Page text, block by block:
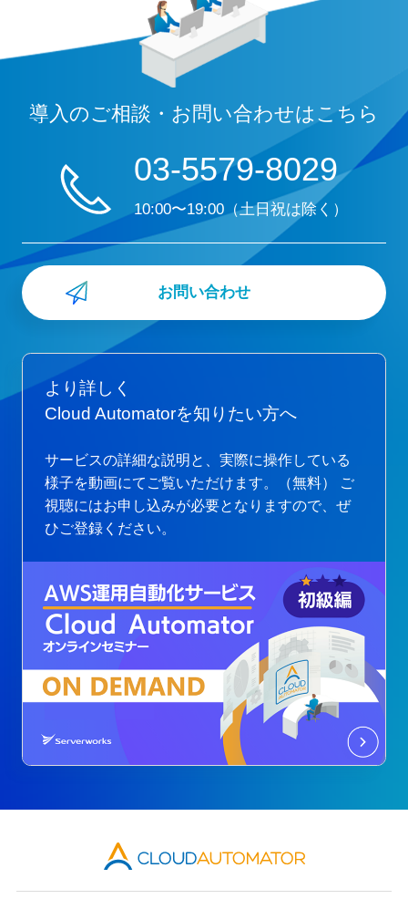
導入のご相談・お問い合わせはこちら
03-5579-8029
10:00〜19:00（土日祝は除く）
お問い合わせ
より詳しく
Cloud Automatorを知りたい方へ
サービスの詳細な説明と、実際に操作している
様子を動画にてご覧いただけます。（無料）
ご
視聴にはお申し込みが必要となりますので、ぜ
ひご登録ください。